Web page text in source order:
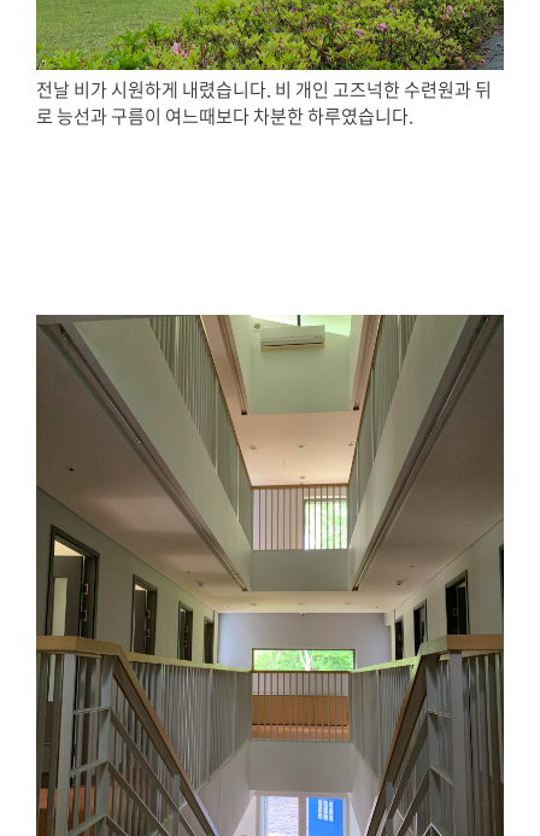
전날 비가 시원하게 내렸습니다. 비 개인 고즈넉한 수련원과 뒤
로 능선과 구름이 여느때보다 차분한 하루였습니다.